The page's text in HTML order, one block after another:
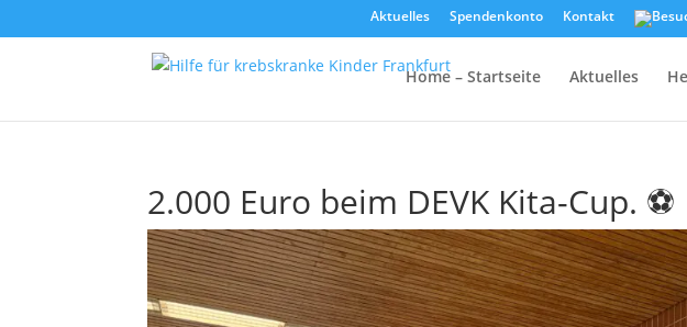
Aktuelles Spendenkonto Kontakt
Home – Startseite Aktuelles
2.000 Euro beim DEVK Kita-Cup. ⚽